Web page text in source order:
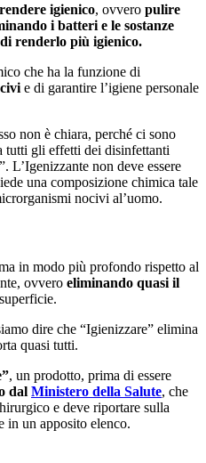
rendere igienico, ovvero pulire
i batteri e le sostanze
renderlo più igienico.
che ha la funzione di
e di garantire l’igiene personale
non è chiara, perché ci sono
tutti gli effetti dei disinfettanti
L’Igenizzante non deve essere
una composizione chimica tale
nocivi al’uomo.
in modo più profondo rispetto al
ovvero eliminando quasi il
dire che “Igienizzare” elimina
quasi tutti.
, un prodotto, prima di essere
dal Ministero della Salute, che
e deve riportare sulla
in un apposito elenco.